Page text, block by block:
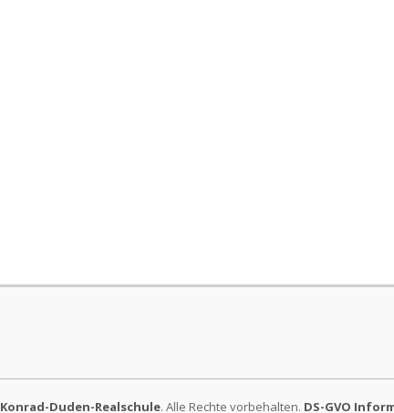
Konrad-Duden-Realschule. Alle Rechte vorbehalten. DS-GVO